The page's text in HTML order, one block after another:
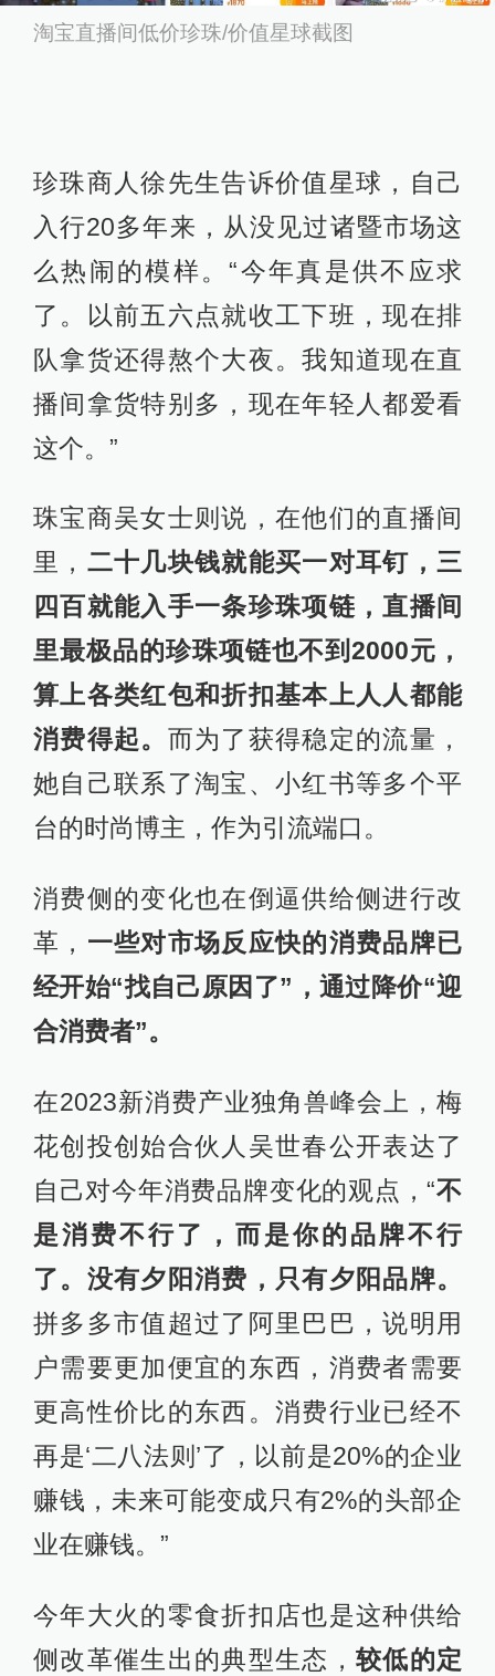
淘宝直播间低价珍珠/价值星球截图
珍珠商人徐先生告诉价值星球，自己
入行20多年来，从没见过诸暨市场这
么热闹的模样。“今年真是供不应求
了。以前五六点就收工下班，现在排
队拿货还得熬个大夜。我知道现在直
播间拿货特别多，现在年轻人都爱看
这个。”
珠宝商吴女士则说，在他们的直播间
里， 二十几块钱就能买一对耳钉，三
四百就能入手一条珍珠项链，直播间
里最极品的珍珠项链也不到2000元，
算上各类红包和折扣基本上人人都能
消费得起。 而为了获得稳定的流量，
她自己联系了淘宝、小红书等多个平
台的时尚博主，作为引流端口。
消费侧的变化也在倒逼供给侧进行改
革， 一些对市场反应快的消费品牌已
经开始“找自己原因了”，通过降价“迎
合消费者”。
在2023新消费产业独角兽峰会上，梅
花创投创始合伙人吴世春公开表达了
自己对今年消费品牌变化的观点，“不
是消费不行了，而是你的品牌不行
了。没有夕阳消费，只有夕阳品牌。
拼多多市值超过了阿里巴巴，说明用
户需要更加便宜的东西，消费者需要
更高性价比的东西。消费行业已经不
再是‘二八法则’了，以前是20%的企业
赚钱，未来可能变成只有2%的头部企
业在赚钱。”
今年大火的零食折扣店也是这种供给
侧改革催生出的典型生态，较低的定